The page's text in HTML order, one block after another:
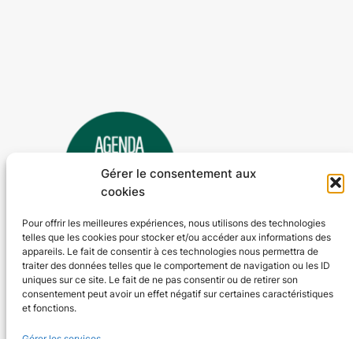
Gérer le consentement aux
cookies
Pour offrir les meilleures expériences, nous utilisons des technologies
telles que les cookies pour stocker et/ou accéder aux informations des
appareils. Le fait de consentir à ces technologies nous permettra de
traiter des données telles que le comportement de navigation ou les ID
uniques sur ce site. Le fait de ne pas consentir ou de retirer son
consentement peut avoir un effet négatif sur certaines caractéristiques
et fonctions.
Agenda 24
L'agenda des manifestations et activités en Dordogne